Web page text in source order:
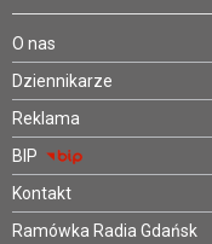
O nas
Dziennikarze
Reklama
BIP
Kontakt
Ramówka Radia Gdańsk